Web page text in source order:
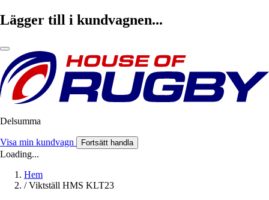
Lägger till i kundvagnen...
Delsumma
Visa min kundvagn Fortsätt handla
Loading...
Hem
/ Viktställ HMS KLT23